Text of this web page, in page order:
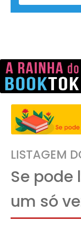
LISTAGEM
Se pode
um só